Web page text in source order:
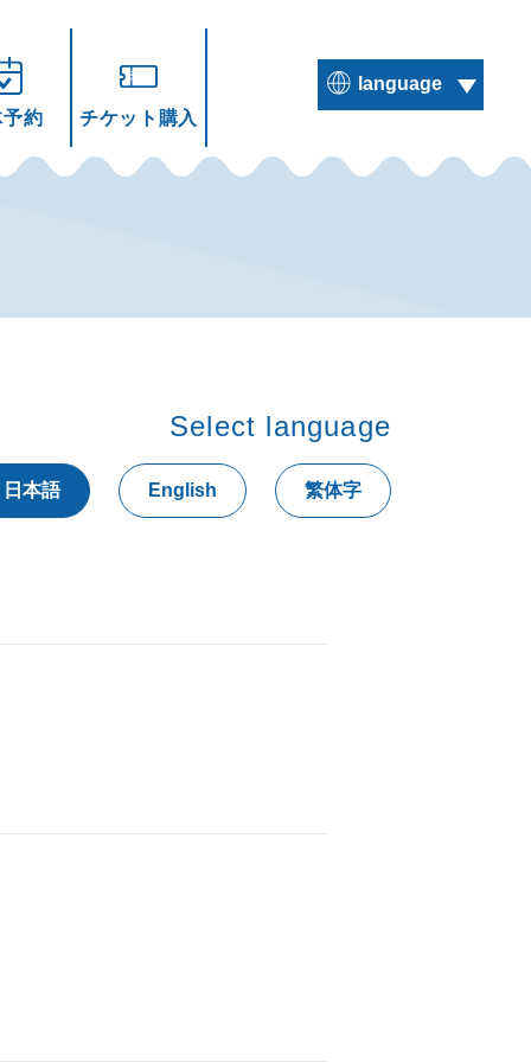
約 チケット購入
language
Select language
日本語 English 繁体字